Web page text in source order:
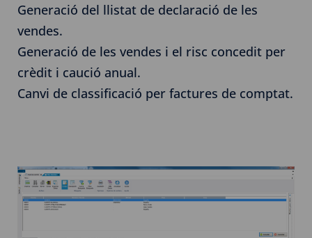
Generació del llistat de declaració de les
vendes.
Generació de les vendes i el risc concedit per
crèdit i caució anual.
Canvi de classificació per factures de comptat.